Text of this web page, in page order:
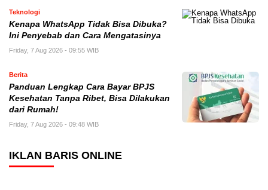
Teknologi
Kenapa WhatsApp Tidak Bisa Dibuka?
Ini Penyebab dan Cara Mengatasinya
Friday, 7 Aug 2026 - 09:55 WIB
Berita
Panduan Lengkap Cara Bayar BPJS
Kesehatan Tanpa Ribet, Bisa Dilakukan
dari Rumah!
Friday, 7 Aug 2026 - 09:48 WIB
IKLAN BARIS ONLINE